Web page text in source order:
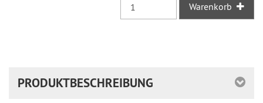
Warenkorb
PRODUKTBESCHREIBUNG